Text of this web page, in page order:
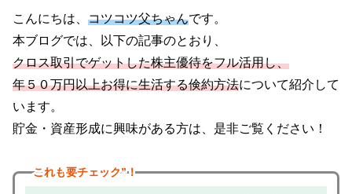
こんにちは、 コツコツ父ちゃんです。
本ブログでは、以下の記事のとおり、
クロス取引でゲットした株主優待をフル活用し、
年５０万円以上お得に生活する倹約方法について紹介して
います。
貯金・資産形成に興味がある方は、是非ご覧ください！
これも要チェック”！